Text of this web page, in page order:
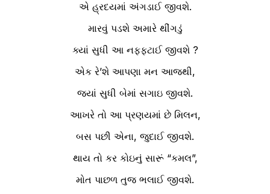
એ હ્રદયમાં અંગડાઈ જીવશે.
મારવું પડશે અમારે થીંગડું
ક્યાં સુધી આ નફ્ફટાઈ જીવશે ?
એક રે’શે આપણા મન આજથી,
જ્યાં સુધી બેમાં સગાઇ જીવશે.
આખરે તો આ પ્રણયમાં છે મિલન,
બસ પછી એના, જુદાઈ જીવશે.
થાય તો કર કોઇનું સારૂં “કમલ”,
મોત પાછળ તુજ ભલાઈ જીવશે.